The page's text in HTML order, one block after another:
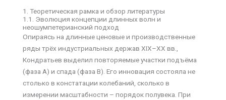
1. Теоретическая рамка и обзор литературы
1.1. Эволюция концепции длинных волн и
неошумпетерианский подход
Опираясь на длинные ценовые и производственные
ряды трёх индустриальных держав XIX–XX вв.,
Кондратьев выделил повторяемые участки подъёма
(фаза A) и спада (фаза B). Его инновация состояла не
столько в констатации колебаний, сколько в
измерении масштабности – порядок полувека. При